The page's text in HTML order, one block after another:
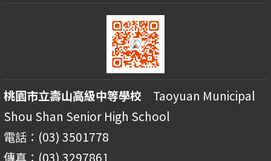
桃園市立壽山高級中等學校 Taoyuan Municipal
Shou Shan Senior High School
電話：(03) 3501778